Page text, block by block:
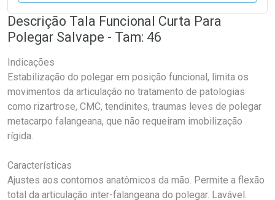
Descrição Tala Funcional Curta Para
Polegar Salvape - Tam: 46
Indicações
Estabilização do polegar em posição funcional, limita os
movimentos da articulação no tratamento de patologias
como rizartrose, CMC, tendinites, traumas leves de polegar
metacarpo falangeana, que não requeiram imobilização
rígida.
Características
Ajustes aos contornos anatômicos da mão. Permite a flexão
total da articulação inter-falangeana do polegar. Lavável.